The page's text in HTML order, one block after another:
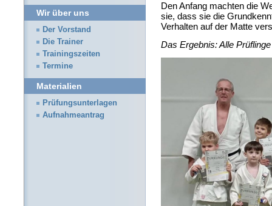
Den Anfang machten die
sie, dass sie die
Verhalten auf der Matte
Das Ergebnis: Alle
Wir über uns
Der Vorstand
Die Trainer
Trainingszeiten
Termine
Materialien
Prüfungsunterlagen
Aufnahmeantrag